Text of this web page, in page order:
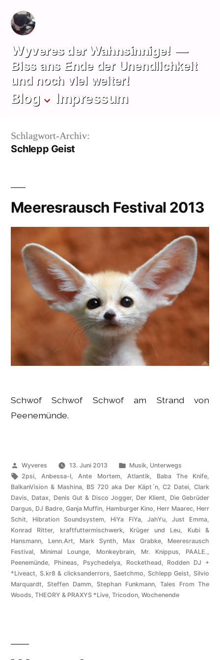
Zum
Inhalt
springen
Wyveres der Wahnsinnige!
Biss ans Ende der Unendlichkeit
und noch viel weiter!
Blog Impressum
Schlagwort-Archiv:
Schlepp Geist
Meeresrausch Festival 2013
Schwof Schwof Schwof am Strand von
Peenemünde.
Veröffentlicht
von
Wyveres 13. Juni 2013
Veröffentlicht
unter
Musik, Unterwegs
Schlagwörter:
2psi Anbessa-I Ante Mortem Atlantik, Baba The Knife
BalkanVision & Mashina, BS 720 aka Der Käpt´n,C2 Datei ,Clark
Davis
Datax Denis Gut & Disco Jogger, Der Klient
Die Gebrüder
Dargus DJ Badre,Ganja Muffin Hamburger Kino Herr Maarec, Herr
Schit
Hibration Soundsystem HiYa FiYa, JahYu, Just Emma
Konrad Ritter, kraftfuttermischwerk, Krüger und Leu
Kubi &
Hansmann
Lenn.Art Mark Synth Max Grabke, Meeresrausch
Festival
Minimal Lounge Monkeybrain, Mr. Knippus PAALE.
Peenemünde
Phineas Psychedelya, Rockethead
Rodden DJ +
*Liveact
S.kr8 & clicksanderrors Saetchmo Schlepp Geist
Silvio
Marquardt
Steffen Damm Stephan Funkmann,Tales From The
Woods THEORY & PRAXYS *Live Tricodon Wochenende